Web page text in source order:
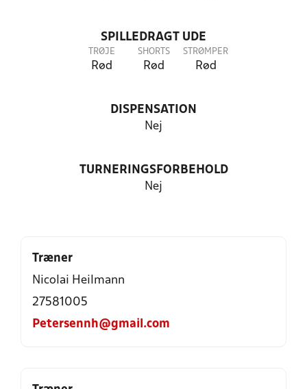
SPILLEDRAGT UDE
TRØJE
Rød
SHORTS
Rød
STRØMPER
Rød
DISPENSATION
Nej
TURNERINGSFORBEHOLD
Nej
Træner
Nicolai Heilmann
27581005
Petersennh@gmail.com